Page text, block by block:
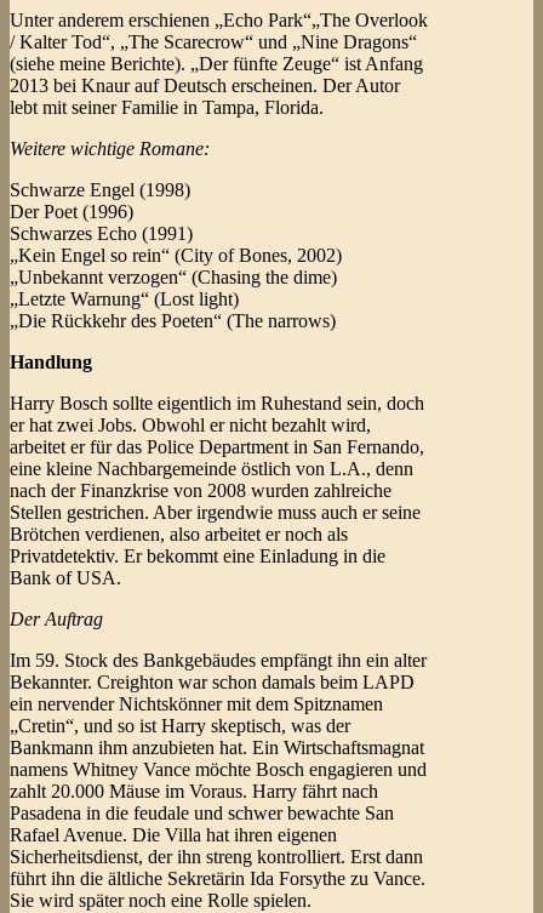
Unter anderem erschienen „Echo Park“„The Overlook
/ Kalter Tod“, „The Scarecrow“ und „Nine Dragons“
(siehe meine Berichte). „Der fünfte Zeuge“ ist Anfang
2013 bei Knaur auf Deutsch erscheinen. Der Autor
lebt mit seiner Familie in Tampa, Florida.
Weitere wichtige Romane:
Schwarze Engel (1998)
Der Poet (1996)
Schwarzes Echo (1991)
„Kein Engel so rein“ (City of Bones, 2002)
„Unbekannt verzogen“ (Chasing the dime)
„Letzte Warnung“ (Lost light)
„Die Rückkehr des Poeten“ (The narrows)
Handlung
Harry Bosch sollte eigentlich im Ruhestand sein, doch
er hat zwei Jobs. Obwohl er nicht bezahlt wird,
arbeitet er für das Police Department in San Fernando,
eine kleine Nachbargemeinde östlich von L.A., denn
nach der Finanzkrise von 2008 wurden zahlreiche
Stellen gestrichen. Aber irgendwie muss auch er seine
Brötchen verdienen, also arbeitet er noch als
Privatdetektiv. Er bekommt eine Einladung in die
Bank of USA.
Der Auftrag
Im 59. Stock des Bankgebäudes empfängt ihn ein alter
Bekannter. Creighton war schon damals beim LAPD
ein nervender Nichtskönner mit dem Spitznamen
„Cretin“, und so ist Harry skeptisch, was der
Bankmann ihm anzubieten hat. Ein Wirtschaftsmagnat
namens Whitney Vance möchte Bosch engagieren und
zahlt 20.000 Mäuse im Voraus. Harry fährt nach
Pasadena in die feudale und schwer bewachte San
Rafael Avenue. Die Villa hat ihren eigenen
Sicherheitsdienst, der ihn streng kontrolliert. Erst dann
führt ihn die ältliche Sekretärin Ida Forsythe zu Vance.
Sie wird später noch eine Rolle spielen.